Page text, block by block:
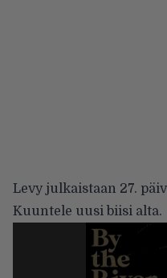
Levy julkaistaan 27.
Kuuntele uusi biisi alta.